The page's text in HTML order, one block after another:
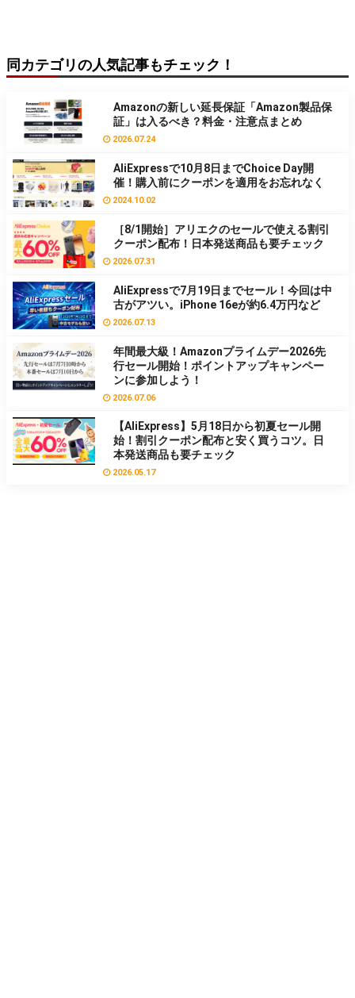
同カテゴリの人気記事もチェック！
Amazonの新しい延長保証「Amazon製品保
証」は入るべき？料金・注意点まとめ
2026.07.24
AliExpressで10月8日までChoice Day開
催！購入前にクーポンを適用をお忘れなく
2024.10.02
［8/1開始］アリエクのセールで使える割引
クーポン配布！日本発送商品も要チェック
2026.07.31
AliExpressで7月19日までセール！今回は中
古がアツい。iPhone 16eが約6.4万円など
2026.07.13
年間最大級！Amazonプライムデー2026先
行セール開始！ポイントアップキャンペー
ンに参加しよう！
2026.07.06
【AliExpress】5月18日から初夏セール開
始！割引クーポン配布と安く買うコツ。日
本発送商品も要チェック
2026.05.17